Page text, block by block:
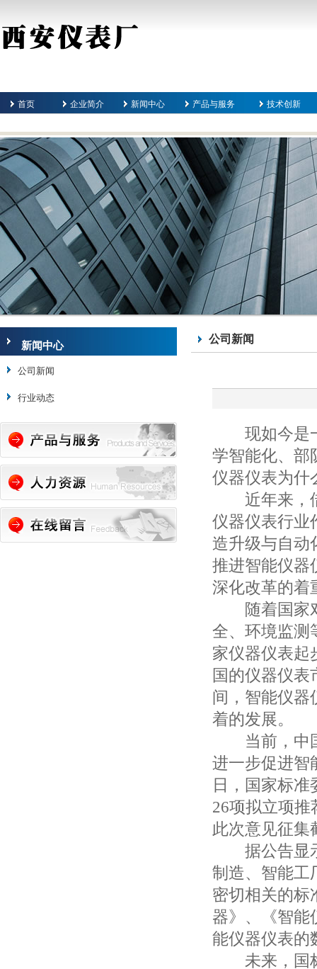
首页 企业简介 新闻中心 产品与服务 技术创新
新闻中心
公司新闻
行业动态
公司新闻
现如今是一
学智能化、部
仪器仪表为什
近年来，借
仪器仪表行业
造升级与自动
推进智能仪器
深化改革的着
随着国家对
全、环境监测
家仪器仪表起
国的仪器仪表
间，智能仪器
着的发展。
当前，中国
进一步促进智
日，国家标
26项拟立项
此次意见征集
据公告显示
制造、智能工
密切相关的标
器》、《智能
能仪器仪表的
未来，国标